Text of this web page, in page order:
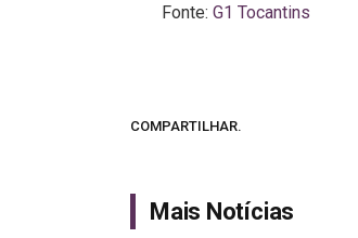
Fonte:G1 Tocantins
COMPARTILHAR.
Mais Notícias